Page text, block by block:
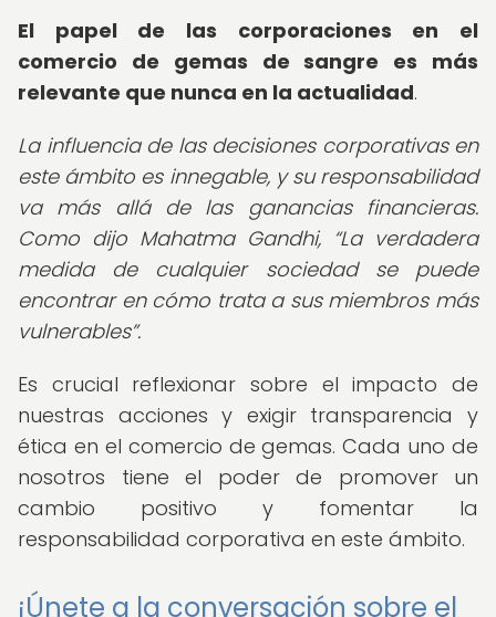
El papel de las corporaciones en el
comercio de gemas de sangre es más
relevante que nunca en la actualidad.
La influencia de las decisiones corporativas en
este ámbito es innegable, y su responsabilidad
va más allá de las ganancias financieras.
Como dijo Mahatma Gandhi,
La verdadera
medida de cualquier sociedad se puede
encontrar en cómo trata a sus miembros más
vulnerables .
Es crucial reflexionar sobre el impacto de
nuestras acciones y exigir transparencia y
ética en el comercio de gemas. Cada uno de
nosotros tiene el poder de promover un
cambio positivo y fomentar la
responsabilidad corporativa en este ámbito.
¡Únete a la conversación sobre el